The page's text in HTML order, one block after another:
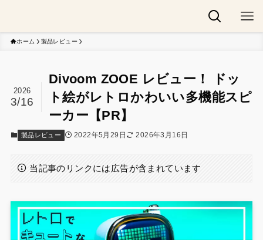
ホーム 製品レビュー
Divoom ZOOE レビュー！ ドッ
ト絵がレトロかわいい多機能スピ
ーカー【PR】
2026
3/16
製品レビュー 2022年5月29日 2026年3月16日
当記事のリンクには広告が含まれています